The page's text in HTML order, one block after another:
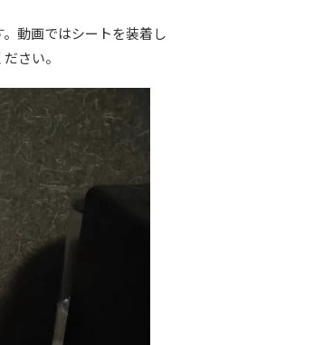
動画ではシートを装着し
さい。